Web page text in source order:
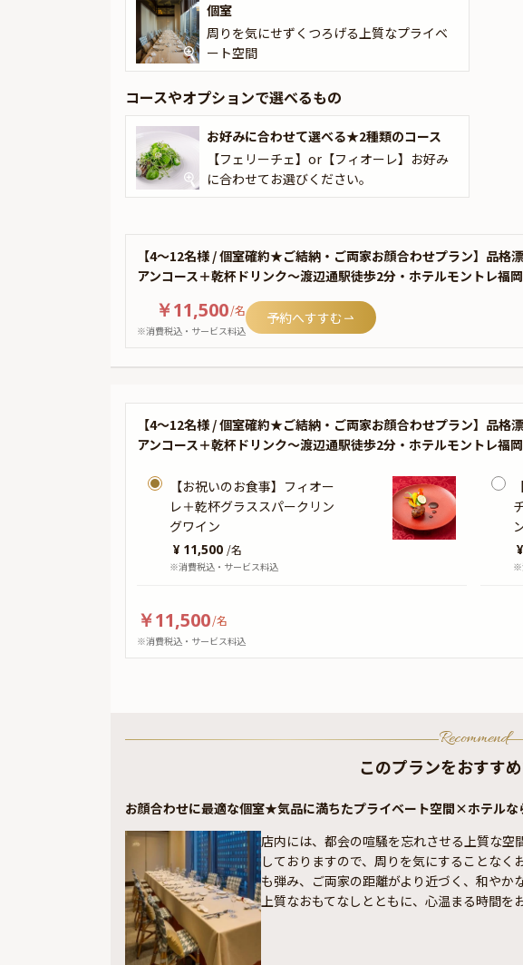
※令和8年熊本地震の影響により、当面の間、九州地方宛のお祝いア
そのため、お客様への確実なお届けを優先し、一時的にプランペー
個室
周りを気にせずくつろげる上質なプライベ
ート空間
コースやオプションで選べるもの
お好みに合わせて選べる★2種類のコース
【フェリーチェ】or【フィオーレ】お好み
に合わせてお選びください。
【4〜12名様 / 個室確約★ご結納・ご両家お顔合わせプラン】品
アンコース＋乾杯ドリンク〜渡辺通駅徒歩2分・ホテルモントレ福岡
￥11,500/名
※消費税込・サービス料込
予約へすすむ
【4〜12名様 / 個室確約★ご結納・ご両家お顔合わせプラン】品
アンコース＋乾杯ドリンク〜渡辺通駅徒歩2分・ホテルモントレ福岡
【お祝いのお食事】フィオー
レ＋乾杯グラススパークリン
グワイン
¥ 11,500 /名
※消費税込・サービス料込 ※
￥11,500/名
※消費税込・サービス料込
Recommend
このプランをおすす
お顔合わせに最適な個室★気品に満ちたプライベート空間×ホテルな
店内には、都会の喧騒を忘れさせる上質な空
しておりますので、周りを気にすることな
も弾み、ご両家の距離がより近づく、和や
上質なおもてなしとともに、心温まる時間を